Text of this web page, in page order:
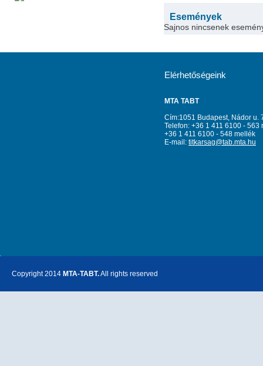
Események
Sajnos nincsenek
Elérhetőségeink
MTA TABT
Cím:1051 Budapest, Nádor u.
Telefon: +36 1 411 6100 - 563
+36 1 411 6100 - 548 mellék
E-mail: titkarsag@tab.mta.hu
Copyright 2014 MTA-TABT.All rights reserved